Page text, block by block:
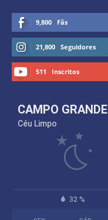
9,800 Fãs
21,800 Seguidores
511 Inscritos
CAMPO GRANDE
Céu Limpo
32 %